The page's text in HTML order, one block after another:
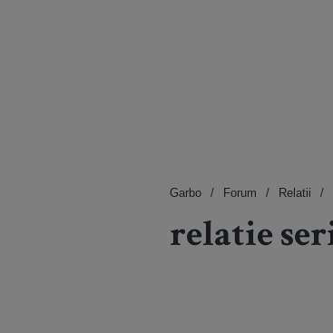
Garbo Forum Relatii
relatie